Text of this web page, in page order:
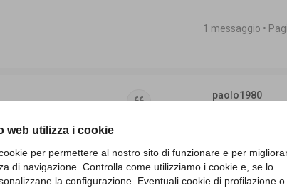
web utilizza i cookie
per permettere al nostro sito di funzionare e per
di navigazione. Controlla come utilizziamo i cookie e, se lo
la configurazione. Eventuali cookie di profilazione o
1 messaggio •
paolo1980
Cita
contabili e sto valutando in
pertanto capire le implicazioni
da un eventuale incarico